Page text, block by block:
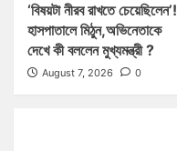
‘বিষয়টা নীরব রাখতে চেয়েছিলেন’!
হাসপাতালে মিঠুন,অভিনেতাকে
দেখে কী বললেন মুখ্যমন্ত্রী ?
August 7, 2026 0